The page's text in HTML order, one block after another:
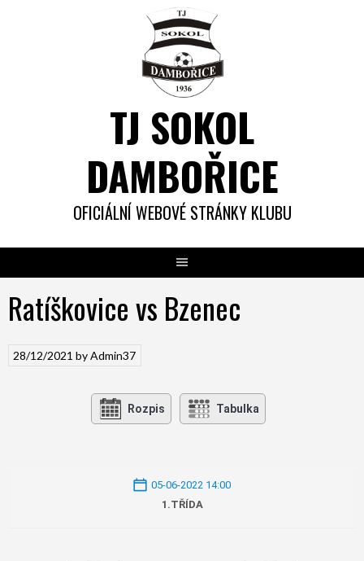
TJ SOKOL
DAMBOŘICE
OFICIÁLNÍ WEBOVÉ STRÁNKY KLUBU
Ratíškovice vs Bzenec
28/12/2021 byAdmin37
Rozpis Tabulka
05-06-2022 14:00
1.TŘÍDA